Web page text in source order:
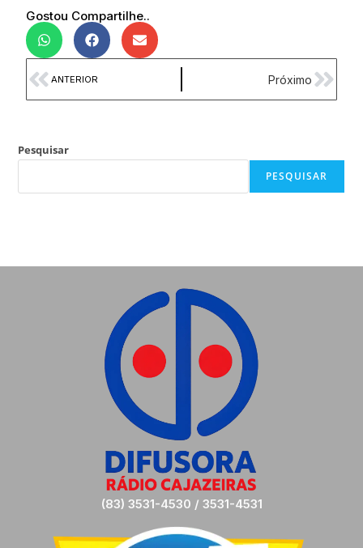
Gostou Compartilhe..
ANTERIOR Próximo
Pesquisar
PESQUISAR
(83) 3531-4530 / 3531-4531